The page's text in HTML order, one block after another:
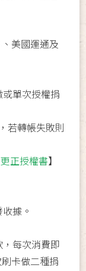
、美國運通及
單次授權捐
若轉帳失敗則
正授權書】
據。
，每次消費即
卡做二種捐